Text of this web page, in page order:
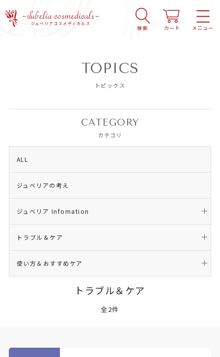
ジュベリアコスメディカルズ
検索 カート メニュー
TOPICS
トピックス
CATEGORY
カテゴリ
ALL
ジュベリアの考え
ジュベリア Infomation
トラブル＆ケア
使い方＆おすすめケア
トラブル＆ケア
全2件